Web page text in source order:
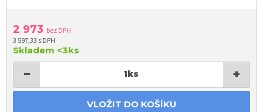
2 973 bez DPH
3 597,33 s DPH
Skladem <3ks
− 1ks +
VLOŽIT DO KOŠÍKU